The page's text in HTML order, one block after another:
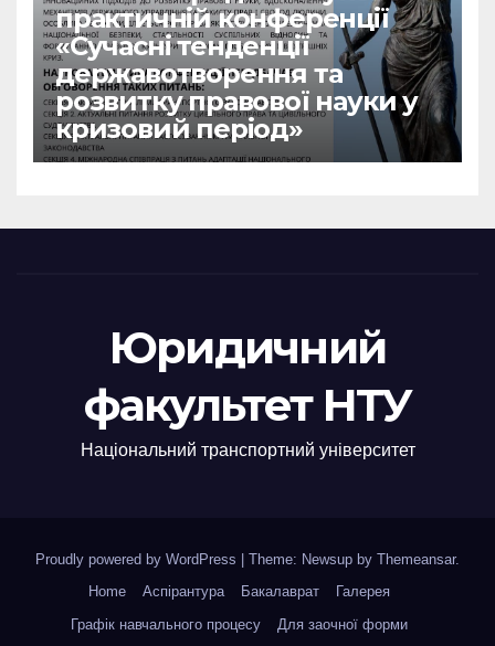
практичній конференції
«Сучасні тенденції
державотворення та
розвитку правової науки у
кризовий період»
Юридичний
факультет НТУ
Національний транспортний університет
Proudly powered by WordPress Theme: Newsup by Themeansar.
Home
Аспірантура Бакалаврат
Галерея
Графік навчального процесу
Для заочної форми